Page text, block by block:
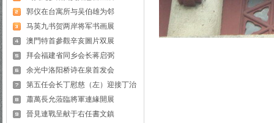
郭仪在台寓所与吴伯雄为邻
马英九书贺两岸将军书画展
澳門特首參觀辛亥圖片双展
拜会福建省同乡会长蒋启弼
余光中洛阳桥诗在泉首发会
第五任会长丁慰慈（左）迎接丁治
蕭萬長允蒞臨將軍連緣開展
晉見連戰呈献于右任書文鎮